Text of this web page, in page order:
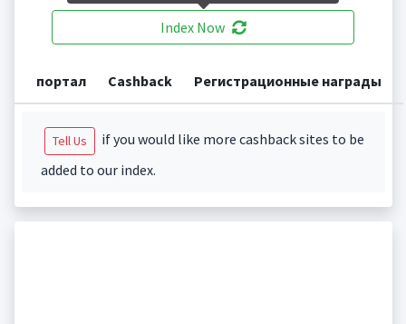
Index Now
портал Cashback Регистрационные награды
Tell Us
if you would like more cashback sites to be
added to our index.